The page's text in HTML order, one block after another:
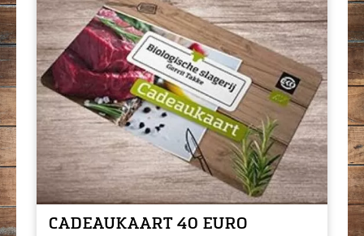
CADEAUKAART 40 EURO